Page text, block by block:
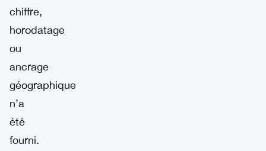
chiffre,
horodatage
ou
ancrage
géographique
n’a
été
fourni.